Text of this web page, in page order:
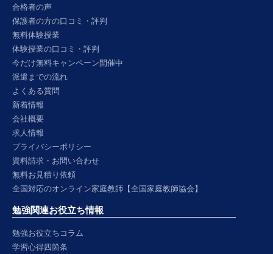
合格者の声
保護者の方の口コミ・評判
無料体験授業
体験授業の口コミ・評判
今だけ無料キャンペーン開催中
派遣までの流れ
よくある質問
新着情報
会社概要
求人情報
プライバシーポリシー
資料請求・お問い合わせ
無料お見積り依頼
全国対応のオンライン家庭教師【全国家庭教師協会】
勉強関連お役立ち情報
勉強お役立ちコラム
学習心得四箇条